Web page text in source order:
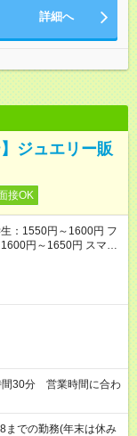
詳細へ
ジュエリー販
接OK
：1550円～1600円 フ
円～1650円 スマホ
での勤務(年末は休み